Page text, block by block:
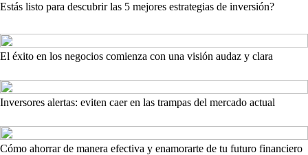
Estás listo para descubrir las 5 mejores estrategias de inversión?
El éxito en los negocios comienza con una visión audaz y clara
Inversores alertas: eviten caer en las trampas del mercado actual
Cómo ahorrar de manera efectiva y enamorarte de tu futuro financiero